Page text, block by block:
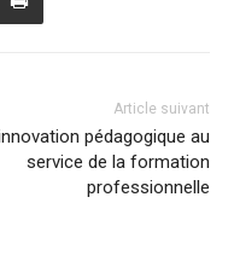
Article suivant
pédagogique au
service de la formation
professionnelle